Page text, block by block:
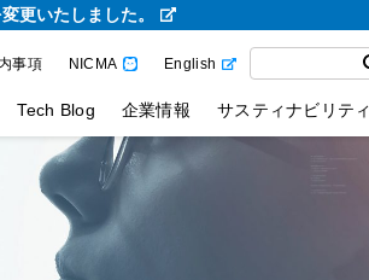
更いたしました。
事項 NICMA English
Tech Blog 企業情報 サスティナビリティ